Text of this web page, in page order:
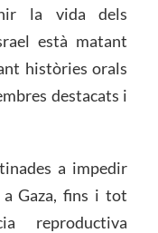
la vida dels
està matant
històries orals
destacats i
a impedir
a Gaza, fins i tot
reproductiva